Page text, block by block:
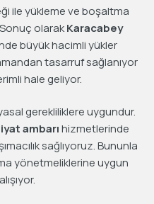
ile yükleme ve boşaltma
olarakKaracabey
büyük hacimli yükler
tasarruf sağlanıyor
hale geliyor.
gerekliliklere uygundur.
ambarıhizmetlerinde
sağlıyoruz. Bununla
yönetmeliklerine uygun